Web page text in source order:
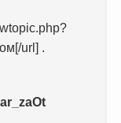
url] .